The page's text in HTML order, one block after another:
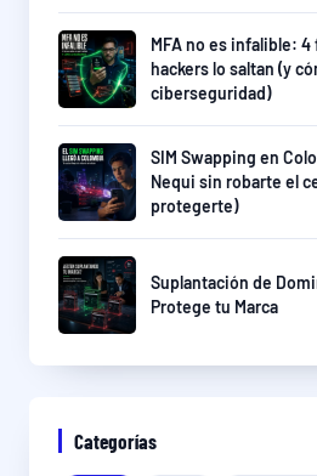
MFA no es infalible:
hackers lo saltan (y
ciberseguridad)
SIM Swapping en
Nequi sin robarte el
protegerte)
Suplantación de
Protege tu Marca
Categorías